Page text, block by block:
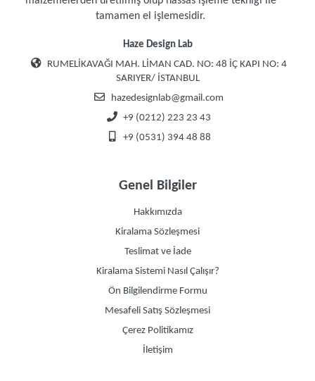
tamamen el işlemesidir.
Haze Design Lab
RUMELİKAVAĞI MAH. LİMAN CAD. NO: 48 İÇ KAPI NO: 4
SARIYER/ İSTANBUL
hazedesignlab@gmail.com
+9 (0212) 223 23 43
+9 (0531) 394 48 88
Genel Bilgiler
Hakkımızda
Kiralama Sözleşmesi
Teslimat ve İade
Kiralama Sistemi Nasıl Çalışır?
Ön Bilgilendirme Formu
Mesafeli Satış Sözleşmesi
Çerez Politikamız
İletişim